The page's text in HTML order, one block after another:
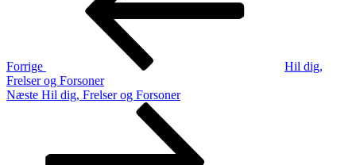
Forrige
Hil dig,
Frelser og Forsoner
Næste
Næste Hil dig, Frelser og Forsoner